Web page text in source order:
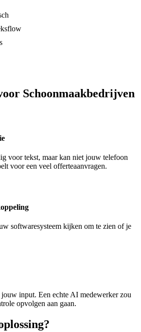
Schoonmaakbedrijven
voor tekst, maar kan niet jouw telefoon
voor een veel offerteaanvragen.
softwaresysteem kijken om te zien of je
input. Een echte AI medewerker zou
opvolgen aan gaan.